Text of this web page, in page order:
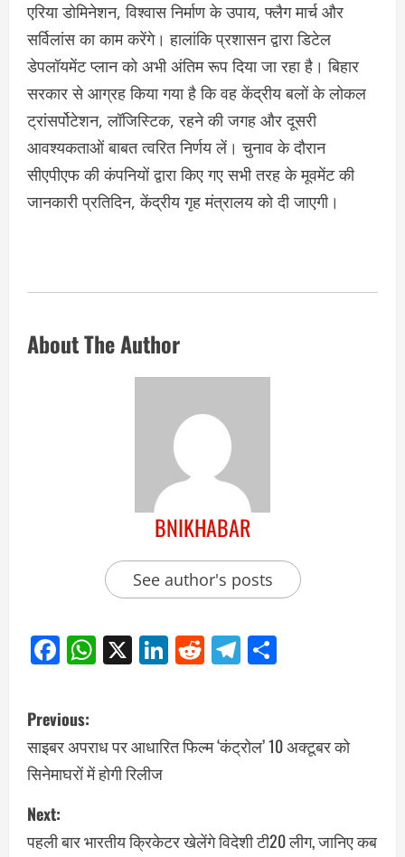
एरिया डोमिनेशन, विश्वास निर्माण के उपाय, फ्लैग मार्च और
सर्विलांस का काम करेंगे। हालांकि प्रशासन द्वारा डिटेल
डेपलॉयमेंट प्लान को अभी अंतिम रूप दिया जा रहा है। बिहार
सरकार से आग्रह किया गया है कि वह केंद्रीय बलों के लोकल
ट्रांसर्पोटेशन, लॉजिस्टिक, रहने की जगह और दूसरी
आवश्यकताओं बाबत त्वरित निर्णय लें। चुनाव के दौरान
सीएपीएफ की कंपनियों द्वारा किए गए सभी तरह के मूवमेंट की
जानकारी प्रतिदिन, केंद्रीय गृह मंत्रालय को दी जाएगी।
About The Author
BNIKHABAR
See author's posts
Facebook
WhatsApp
X LinkedIn
RedditTelegram
Previous:
साइबर अपराध पर आधारित फिल्म ‘कंट्रोल’ 10 अक्टूबर को
सिनेमाघरों में होगी रिलीज
Next:
पहली बार भारतीय क्रिकेटर खेलेंगे विदेशी टी20 लीग, जानिए कब